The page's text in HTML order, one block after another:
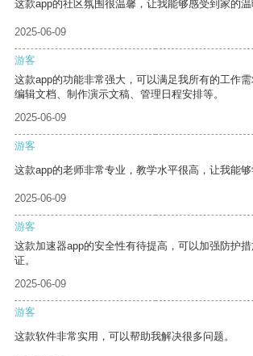
这款app的社区氛围很温馨，让我能够感受到家的温
2025-06-09
游客
这款app的功能非常强大，可以满足我所有的工作
编辑文档、制作演示文稿、管理日程安排等。
2025-06-09
游客
这款app的老师非常专业，教学水平很高，让我能够
2025-06-09
游客
这款加速器app的安全性有待提高，可以加强防护
证。
2025-06-09
游客
这款软件非常实用，可以帮助我解决很多问题。